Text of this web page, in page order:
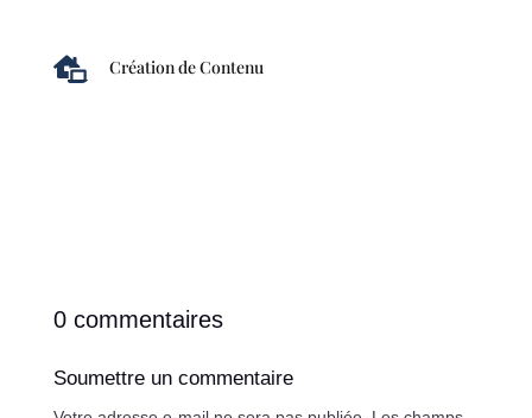
 Création de Contenu
0 commentaires
Soumettre un commentaire